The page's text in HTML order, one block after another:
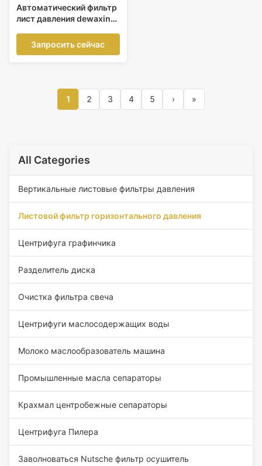
Автоматический фильтр
лист давления dewaxing
горизонтальный
Запросить сейчас
1 2 3 4 5 › »
All Categories
Вертикальные листовые фильтры давления
Листовой фильтр горизонтального давления
Центрифуга графинчика
Разделитель диска
Очистка фильтра свеча
Центрифуги маслосодержащих воды
Молоко маслообразователь машина
Промышленные масла сепараторы
Крахмал центробежные сепараторы
Центрифуга Пилера
Заволноваться Nutsche фильтр осушитель